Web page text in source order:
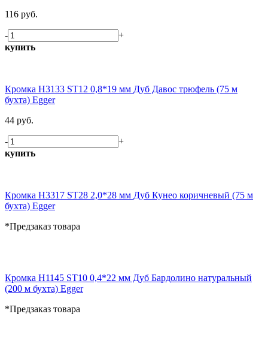
116 руб.
-
+
купить
Кромка H3133 ST12 0,8*19 мм Дуб Давос трюфель (75 м
бухта) Egger
44 руб.
-
+
купить
Кромка H3317 ST28 2,0*28 мм Дуб Кунео коричневый (75 м
бухта) Egger
*Предзаказ товара
Кромка H1145 ST10 0,4*22 мм Дуб Бардолино натуральный
(200 м бухта) Egger
*Предзаказ товара